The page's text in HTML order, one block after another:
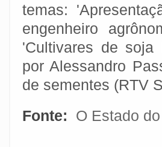
temas:
engenheiro
'Cultivares de
por Alessandro
de sementes (RTV
Fonte:
O Estado